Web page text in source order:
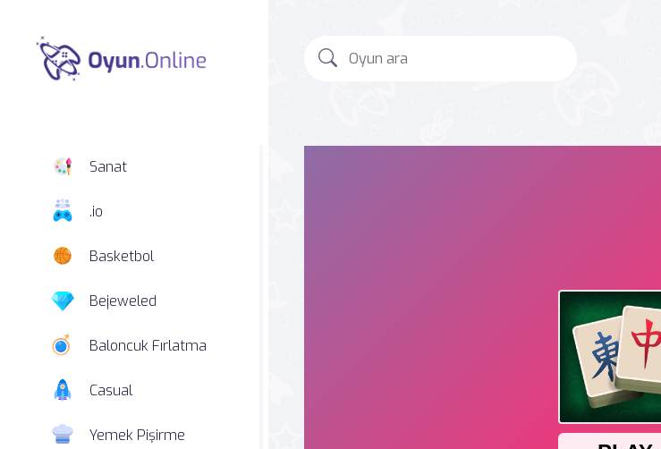
Sanat
.io
Basketbol
Bejeweled
Baloncuk Fırlatma
Casual
Yemek Pişirme